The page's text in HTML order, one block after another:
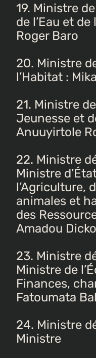
19. Ministre
de l’Eau et de
Roger Baro
20. Ministre
l’Habitat :
21. Ministre
Jeunesse et
Anuuyirtole
22. Ministre
Ministre
l’Agriculture,
animales et
des
Amadou Dicko
23. Ministre
Ministre de
Finances,
Fatoumata
24. Ministre
Ministre